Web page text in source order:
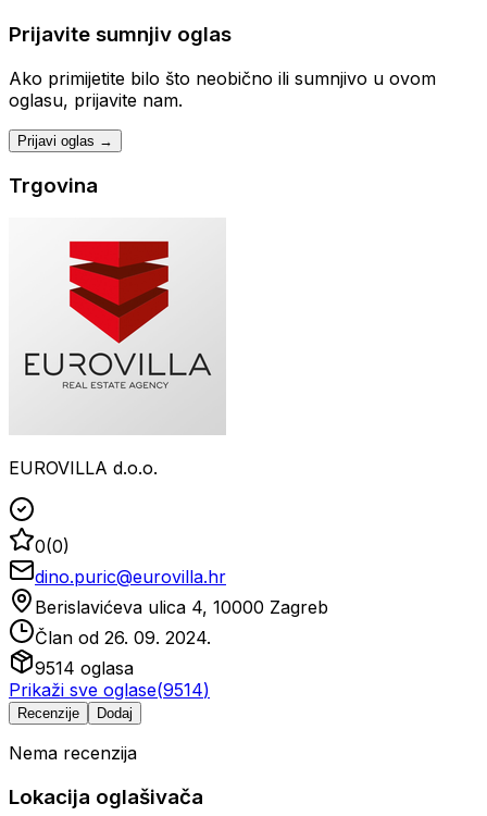
Prijavite sumnjiv oglas
Ako primijetite bilo što neobično ili sumnjivo u ovom
oglasu, prijavite nam.
Prijavi oglas →
Trgovina
EUROVILLA d.o.o.
0(0)
dino.puric@eurovilla.hr
Berislavićeva ulica 4, 10000 Zagreb
Član od 26. 09. 2024.
9514 oglasa
Prikaži sve oglase(9514)
Recenzije Dodaj
Nema recenzija
Lokacija oglašivača